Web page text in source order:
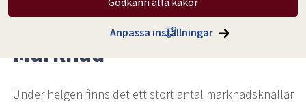
Anpassa inställningar
Jordgubbens dag Marknad
Marknad
Under helgen finns det ett stort antal marknadsknallar